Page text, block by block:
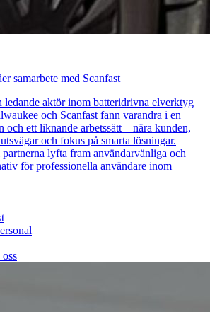
samarbete med Scanfast
ledande aktör inom batteridrivna elverktyg
och Scanfast fann varandra i en
och ett liknande arbetssätt – nära kunden,
och fokus på smarta lösningar.
lyfta fram användarvänliga och
för professionella användare inom
oss